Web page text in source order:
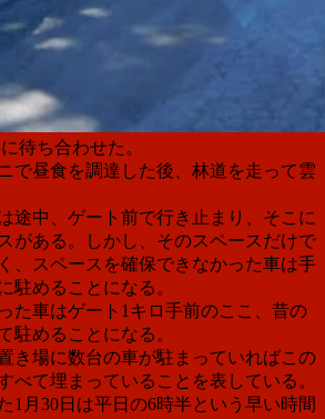
待ち合わせた。
で昼食を調達した後、林道を走って雲
途中、ゲート前で行き止まり、そこに
がある。しかし、そのスペースだけで
、スペースを確保できなかった車は手
駐めることになる。
た車はゲート1キロ手前のここ、昔の
駐めることになる。
き場に数台の車が駐まっていればこの
べて埋まっていることを表している。
1月30日は平日の6時半という早い時間